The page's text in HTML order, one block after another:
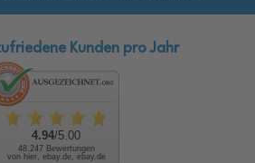
Kunden pro Jahr
4.94/5.00
48.247 Bewertungen
von hier, ebay.de, ebay.de